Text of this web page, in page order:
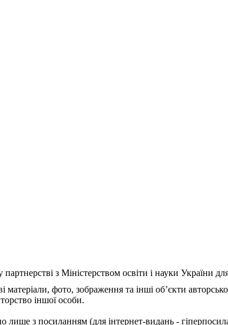
партнерстві з Міністерством освіти і науки України
матеріали, фото, зображення та інші об’єкти
іншої особи.
лише з посиланням (для інтернет-видань -